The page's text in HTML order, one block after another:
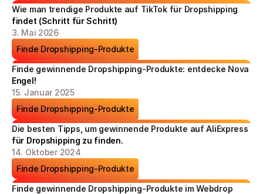
Wie man trendige Produkte auf TikTok für Dropshipping
findet (Schritt für Schritt)
3. Mai 2026
Finde Dropshipping-Produkte
Finde gewinnende Dropshipping-Produkte: entdecke Nova
Engel!
15. Januar 2025
Finde Dropshipping-Produkte
Die besten Tipps, um gewinnende Produkte auf AliExpress
für Dropshipping zu finden.
14. Oktober 2024
Finde Dropshipping-Produkte
Finde gewinnende Dropshipping-Produkte im Webdrop